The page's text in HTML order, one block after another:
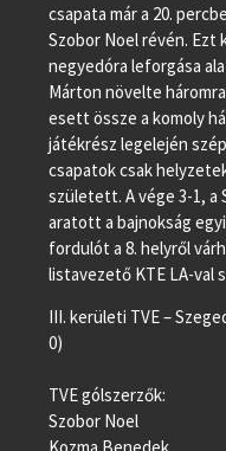
csapata már a 20.
Szobor Noel révén. Ezt
negyedóra leforgása
Márton növelte
esett össze a komoly
játékrész legelején
csapatok csak
született. A vége 3-1, a
aratott a bajnokság
fordulót a 8. helyről
listavezető KTE LA-val
III. kerületi TVE –
0)
TVE gólszerzők:
Szobor Noel